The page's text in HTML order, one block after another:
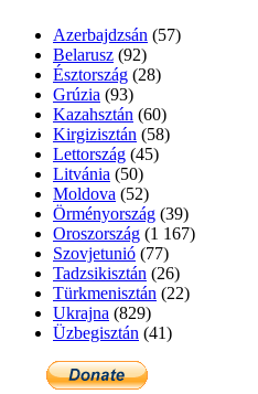
Azerbajdzsán (57)
Belarusz (92)
Észtország (28)
Grúzia (93)
Kazahsztán (60)
Kirgizisztán (58)
Lettország (45)
Litvánia (50)
Moldova (52)
Örményország (39)
Oroszország (1 167)
Szovjetunió (77)
Tadzsikisztán (26)
Türkmenisztán (22)
Ukrajna (829)
Üzbegisztán (41)